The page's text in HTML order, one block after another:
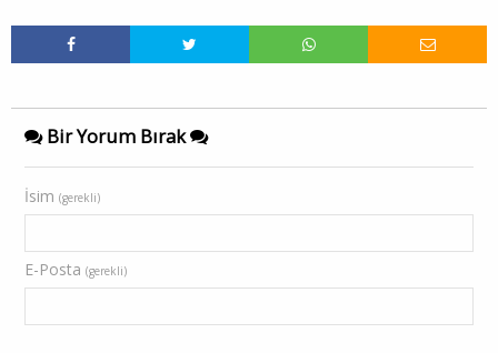
Bir Yorum Bırak
İsim (gerekli)
E-Posta (gerekli)